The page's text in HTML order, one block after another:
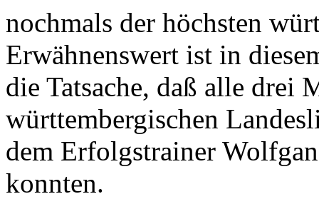
nochmals der höchsten
Erwähnenswert ist in
die Tatsache, daß alle drei
württembergischen
dem Erfolgstrainer
konnten.